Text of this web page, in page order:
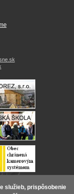
služieb, prispôsobenie